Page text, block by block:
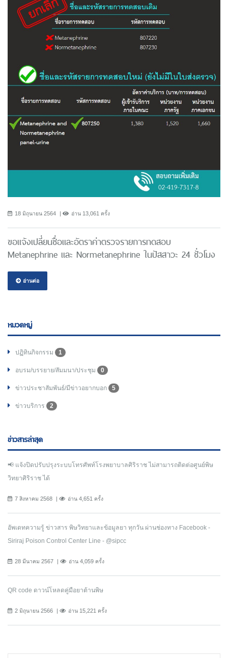
18 มิถุนายน 2564 อ่าน 13,061 ครั้ง
ขอแจ้งเปลี่ยนชื่อและอัตราค่าตรวจรายการทดสอบ
Metanephrine และ Normetanephrine ในปัสสาวะ 24 ชั่วโมง
อ่านต่อ
หมวดหมู่
ปฏิทินกิจกรรม 1
อบรม/บรรยาย/สัมมนา/ประชุม 0
ข่าวประชาสัมพันธ์/มีข่าวอยากบอก 5
ข่าวบริการ 2
ข่าวสารล่าสุด
📢 แจ้งปิดปรับปรุงระบบโทรศัพท์โรงพยาบาลศิริราช ไม่สามารถติดต่อศูนย์พิษ
วิทยาศิริราช ได้
7 สิงหาคม 2568 อ่าน 4,651 ครั้ง
อัพเดทความรู้ ข่าวสาร พิษวิทยาและข้อมูลยา ทุกวัน ผ่านช่องทาง Facebook -
Siriraj Poison Control Center Line - @sipcc
28 มีนาคม 2567 อ่าน 4,059 ครั้ง
QR code ดาวน์โหลดคู่มือยาต้านพิษ
2 มิถุนายน 2566 อ่าน 15,221 ครั้ง